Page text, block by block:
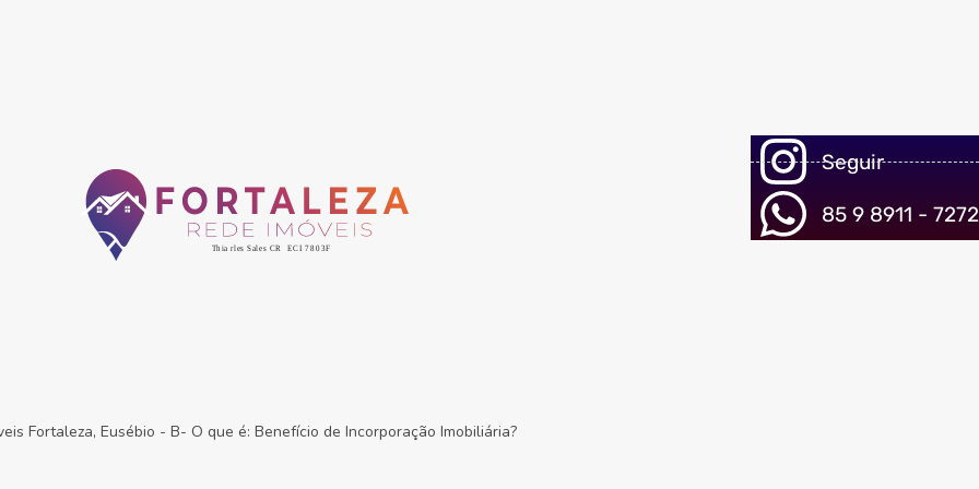
Fortaleza, Eusébio - B- O que é: Benefício de Incorporação Imobiliária?
Seguir
85 9 8911 - 7272